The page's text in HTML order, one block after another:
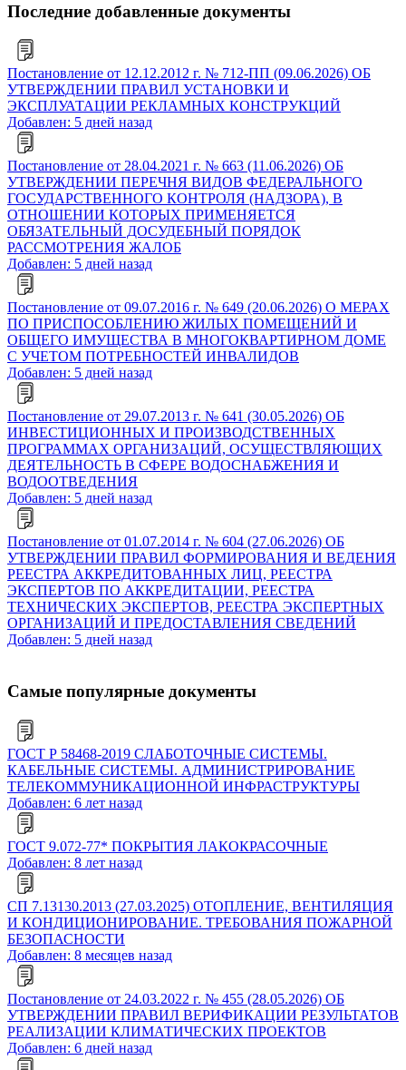
Последние добавленные документы
Постановление от 12.12.2012 г. № 712-ПП (09.06.2026) ОБ
УТВЕРЖДЕНИИ ПРАВИЛ УСТАНОВКИ И
ЭКСПЛУАТАЦИИ РЕКЛАМНЫХ КОНСТРУКЦИЙ
Добавлен: 5 дней назад
Постановление от 28.04.2021 г. № 663 (11.06.2026) ОБ
УТВЕРЖДЕНИИ ПЕРЕЧНЯ ВИДОВ ФЕДЕРАЛЬНОГО
ГОСУДАРСТВЕННОГО КОНТРОЛЯ (НАДЗОРА), В
ОТНОШЕНИИ КОТОРЫХ ПРИМЕНЯЕТСЯ
ОБЯЗАТЕЛЬНЫЙ ДОСУДЕБНЫЙ ПОРЯДОК
РАССМОТРЕНИЯ ЖАЛОБ
Добавлен: 5 дней назад
Постановление от 09.07.2016 г. № 649 (20.06.2026) О МЕРАХ
ПО ПРИСПОСОБЛЕНИЮ ЖИЛЫХ ПОМЕЩЕНИЙ И
ОБЩЕГО ИМУЩЕСТВА В МНОГОКВАРТИРНОМ ДОМЕ
С УЧЕТОМ ПОТРЕБНОСТЕЙ ИНВАЛИДОВ
Добавлен: 5 дней назад
Постановление от 29.07.2013 г. № 641 (30.05.2026) ОБ
ИНВЕСТИЦИОННЫХ И ПРОИЗВОДСТВЕННЫХ
ПРОГРАММАХ ОРГАНИЗАЦИЙ, ОСУЩЕСТВЛЯЮЩИХ
ДЕЯТЕЛЬНОСТЬ В СФЕРЕ ВОДОСНАБЖЕНИЯ И
ВОДООТВЕДЕНИЯ
Добавлен: 5 дней назад
Постановление от 01.07.2014 г. № 604 (27.06.2026) ОБ
УТВЕРЖДЕНИИ ПРАВИЛ ФОРМИРОВАНИЯ И ВЕДЕНИЯ
РЕЕСТРА АККРЕДИТОВАННЫХ ЛИЦ, РЕЕСТРА
ЭКСПЕРТОВ ПО АККРЕДИТАЦИИ, РЕЕСТРА
ТЕХНИЧЕСКИХ ЭКСПЕРТОВ, РЕЕСТРА ЭКСПЕРТНЫХ
ОРГАНИЗАЦИЙ И ПРЕДОСТАВЛЕНИЯ СВЕДЕНИЙ
Добавлен: 5 дней назад
Самые популярные документы
ГОСТ Р 58468-2019 СЛАБОТОЧНЫЕ СИСТЕМЫ.
КАБЕЛЬНЫЕ СИСТЕМЫ. АДМИНИСТРИРОВАНИЕ
ТЕЛЕКОММУНИКАЦИОННОЙ ИНФРАСТРУКТУРЫ
Добавлен: 6 лет назад
ГОСТ 9.072-77* ПОКРЫТИЯ ЛАКОКРАСОЧНЫЕ
Добавлен: 8 лет назад
СП 7.13130.2013 (27.03.2025) ОТОПЛЕНИЕ, ВЕНТИЛЯЦИЯ
И КОНДИЦИОНИРОВАНИЕ. ТРЕБОВАНИЯ ПОЖАРНОЙ
БЕЗОПАСНОСТИ
Добавлен: 8 месяцев назад
Постановление от 24.03.2022 г. № 455 (28.05.2026) ОБ
УТВЕРЖДЕНИИ ПРАВИЛ ВЕРИФИКАЦИИ РЕЗУЛЬТАТОВ
РЕАЛИЗАЦИИ КЛИМАТИЧЕСКИХ ПРОЕКТОВ
Добавлен: 6 дней назад